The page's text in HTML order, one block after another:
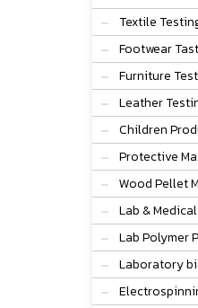
Textile
Footwear
Furniture
Leather
Children
Protective
Wood Pellet
Lab &
Lab Polymer
Laboratory